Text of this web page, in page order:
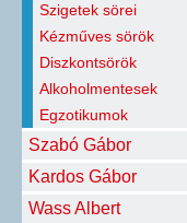
Szigetek sörei
Kézműves sörök
Diszkontsörök
Alkoholmentesek
Egzotikumok
Szabó Gábor
Kardos Gábor
Wass Albert